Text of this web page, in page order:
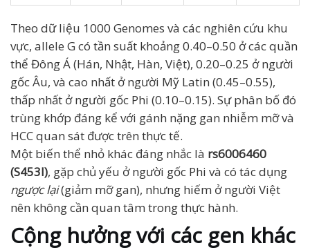
Theo dữ liệu 1000 Genomes và các nghiên cứu khu
vực, allele G có tần suất khoảng 0.40–0.50 ở các quần
thể Đông Á (Hán, Nhật, Hàn, Việt), 0.20–0.25 ở người
gốc Âu, và cao nhất ở người Mỹ Latin (0.45–0.55),
thấp nhất ở người gốc Phi (0.10–0.15). Sự phân bố đó
trùng khớp đáng kể với gánh nặng gan nhiễm mỡ và
HCC quan sát được trên thực tế.
Một biến thể nhỏ khác đáng nhắc là rs6006460
(S453I), gặp chủ yếu ở người gốc Phi và có tác dụng
ngược lại(giảm mỡ gan), nhưng hiếm ở người Việt
nên không cần quan tâm trong thực hành.
Cộng hưởng với các gen khác